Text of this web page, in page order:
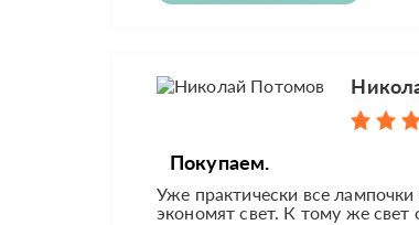
Покупаем.
Уже практически все
экономят свет. К тому же